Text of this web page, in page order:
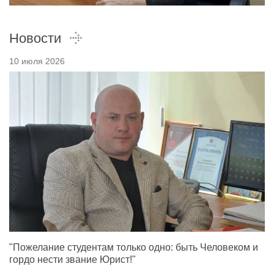
Новости
10 июля 2026
"Пожелание студентам только одно: быть Человеком и
гордо нести звание Юрист!"